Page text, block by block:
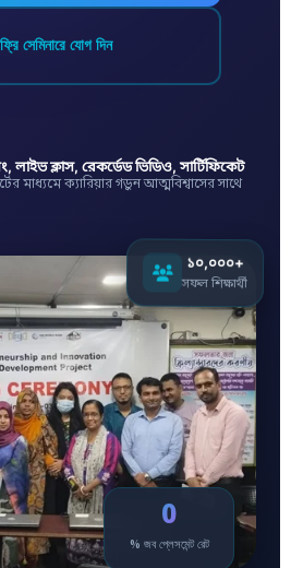
ফ্রি সেমিনারে যোগ দিন
লাইভ ক্লাস, রেকর্ডেড ভিডিও, সার্টিফিকেট
মাধ্যমে ক্যারিয়ার গড়ুন আত্মবিশ্বাসের সাথে
১০,০০০+
সফল শিক্ষার্থী
0
% জব প্লেসমেন্ট রেট